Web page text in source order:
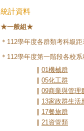
統計資料
★一般組★
＊112學年度各群類考科級
＊112學年度第一階段各校
01機械群
05化工群
09商業與管理
13家政群生活
17餐旅群
21資管類